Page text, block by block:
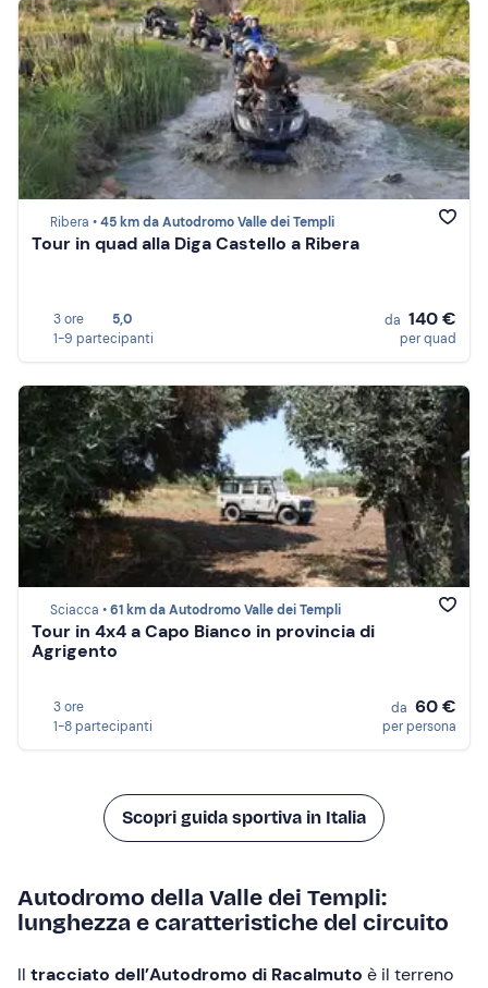
Ribera •45 km da Autodromo Valle dei Templi
Tour in quad alla Diga Castello a Ribera
3 ore
5,0
1-9 partecipanti
da 140 €
per quad
Sciacca •61 km da Autodromo Valle dei Templi
Tour in 4x4 a Capo Bianco in provincia di
Agrigento
3 ore
1-8 partecipanti
da 60 €
per persona
Scopri guida sportiva in Italia
Autodromo della Valle dei Templi:
lunghezza e caratteristiche del circuito
Il tracciato dell’Autodromo di Racalmuto è il terreno